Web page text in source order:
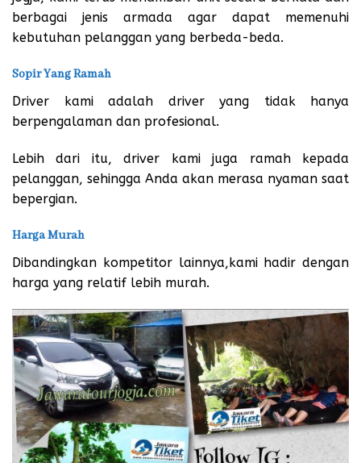
berbagai jenis armada agar dapat memenuhi
kebutuhan pelanggan yang berbeda-beda.
Sopir Yang Ramah
Driver kami adalah driver yang tidak hanya
berpengalaman dan profesional.
Lebih dari itu, driver kami juga ramah kepada
pelanggan, sehingga Anda akan merasa nyaman saat
bepergian.
Harga Murah
Dibandingkan kompetitor lainnya,kami hadir dengan
harga yang relatif lebih murah.